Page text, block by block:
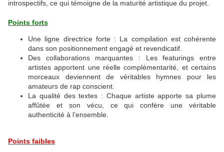
introspectifs, ce qui témoigne de la maturité artistique du projet.
Points forts
Une ligne directrice forte : La compilation est cohérente
dans son positionnement engagé et revendicatif.
Des collaborations marquantes : Les featurings entre
artistes apportent une réelle complémentarité, et certains
morceaux deviennent de véritables hymnes pour les
amateurs de rap conscient.
La qualité des textes : Chaque artiste apporte sa plume
affûtée et son vécu, ce qui confère une véritable
authenticité à l’ensemble.
Points faibles